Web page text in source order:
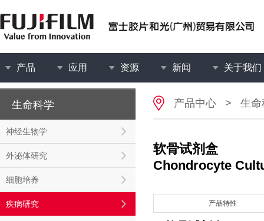
产品 应用 资源 新闻 关于我们
生命科学
神经生物学
外泌体研究
细胞培养
疾病研究
产品中心 > 生命
软骨试剂盒
Chondrocyte
产品特性